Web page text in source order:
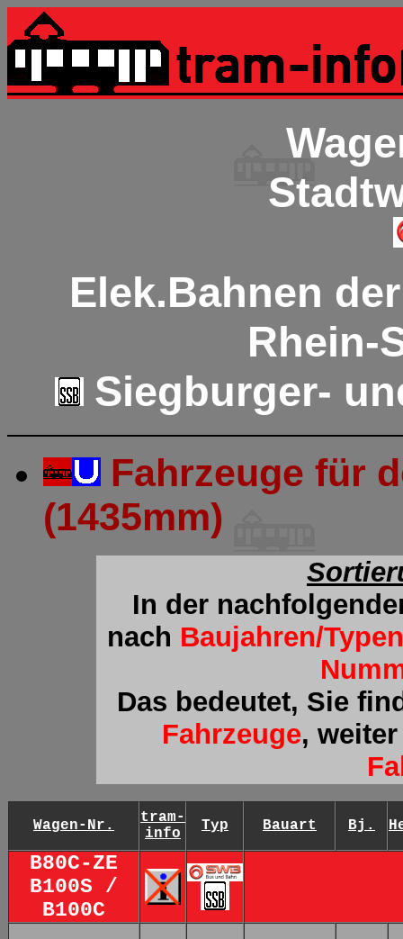
Elek.Bahnen
Rhein-
Siegburger-
Fahrzeuge für
(1435mm)
In der
nach Baujahren/Typen
Das bedeutet, Sie
Fahrzeuge,
Wagen-Nr.
tram-
info
Typ Bauart Bj.
B80C-ZE
B100S /
B100C